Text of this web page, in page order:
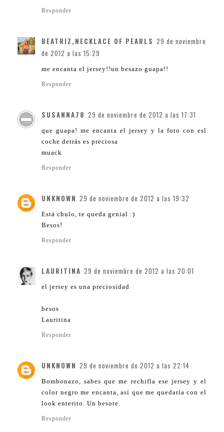
Responder
BEATRIZ,NECKLACE OF PEARLS 29 de noviembre
de 2012 a las 15:29
me encanta el jersey!!un besazo guapa!!
Responder
SUSANNA78 29 de noviembre de 2012 a las 17:31
que guapa! me encanta el jersey y la foto con esl
coche detrás es preciosa
muack
Responder
UNKNOWN 29 de noviembre de 2012 a las 19:32
Está chulo, te queda genial :)
Besos!
Responder
LAURITINA 29 de noviembre de 2012 a las 20:01
el jersey es una preciosidad
besos
Lauritina
Responder
UNKNOWN 29 de noviembre de 2012 a las 22:14
Bombonazo, sabes que me rechifla ese jersey y el
color negro me encanta, así que me quedaría con el
look enterito. Un besote.
Responder